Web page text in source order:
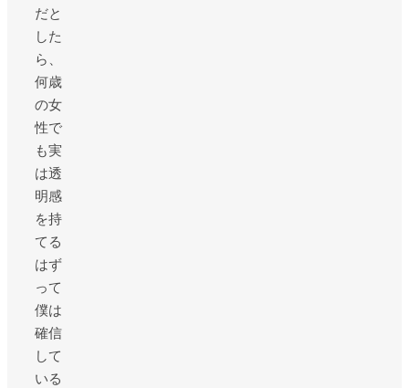
だと
した
ら、
何歳
の女
性で
も実
は透
明感
を持
てる
はず
って
僕は
確信
して
いる